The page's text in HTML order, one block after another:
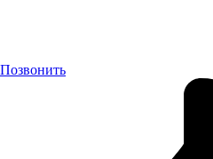
Позвонить